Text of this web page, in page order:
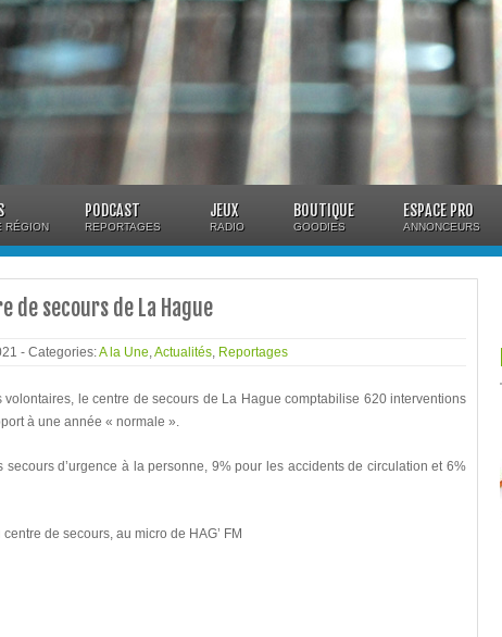
RÉGION
PODCAST
REPORTAGES
JEUX
RADIO
BOUTIQUE
GOODIES
ESPACE PRO
ANNONCEURS
de secours de La Hague
- Categories:A la Une,Actualités, Reportages
le centre de secours de La Hague comptabilise 620 interventions
à une année « normale ».
d’urgence à la personne, 9% pour les accidents de circulation et 6%
de secours, au micro de HAG’ FM